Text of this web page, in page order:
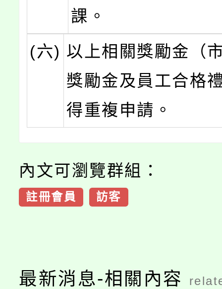
課。
(六) 以上相關獎勵金（
獎勵金及員工合格
得重複申請。
內文可瀏覽群組：
註冊會員 訪客
最新消息-相關內容